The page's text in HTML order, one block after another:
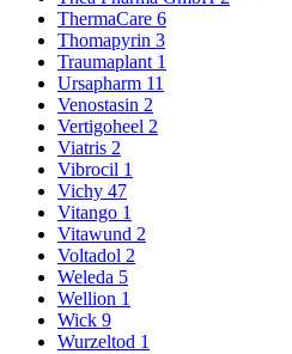
ThermaCare 6
Thomapyrin 3
Traumaplant 1
Ursapharm 11
Venostasin 2
Vertigoheel 2
Viatris 2
Vibrocil 1
Vichy 47
Vitango 1
Vitawund 2
Voltadol 2
Weleda 5
Wellion 1
Wick 9
Wurzeltod 1